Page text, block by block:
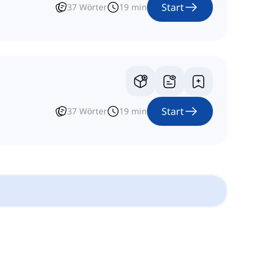
37 Wörter 19 min Start
37 Wörter 19 min Start